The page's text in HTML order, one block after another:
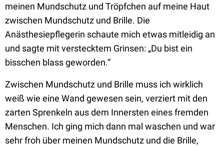
meinen Mundschutz und Tröpfchen auf meine Haut
zwischen Mundschutz und Brille. Die
Anästhesiepflegerin schaute mich etwas mitleidig an
und sagte mit verstecktem Grinsen: „Du bist ein
bisschen blass geworden.“
Zwischen Mundschutz und Brille muss ich wirklich
weiß wie eine Wand gewesen sein, verziert mit den
zarten Sprenkeln aus dem Innersten eines fremden
Menschen. Ich ging mich dann mal waschen und war
sehr froh über meinen Mundschutz und die Brille,